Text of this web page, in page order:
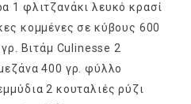
1 φλιτζανάκι λευκό κρασί
κομμένες σε κύβους 600
Βιτάμ Culinesse 2
400 γρ. φύλλο
2 κουταλιές ρύζι